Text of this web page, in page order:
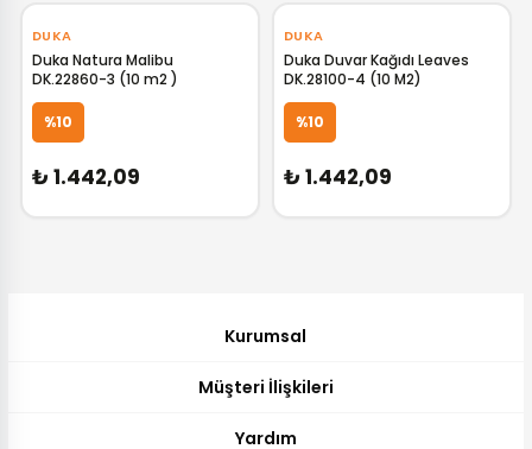
GELİNCE HABER VER
DUKA
Duka Natura Malibu
DK.22860-3 (10 m2 )
%10
₺ 1.442,09
GELİNCE HABER VER
DUKA
Duka Duvar Kağıdı Leaves
DK.28100-4 (10 M2)
%10
₺ 1.442,09
Kurumsal
Müşteri İlişkileri
Yardım